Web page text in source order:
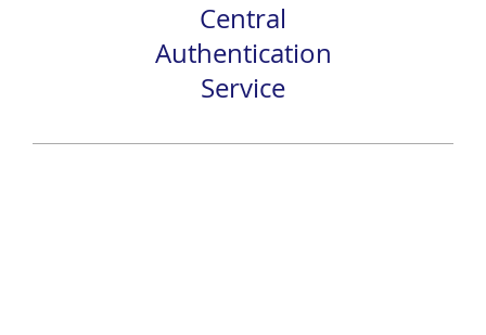
Central
Authentication
Service